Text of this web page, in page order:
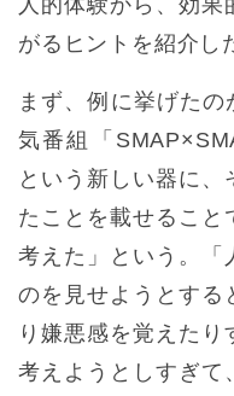
人的体験から、効
がるヒントを紹介し
まず、例に挙げた
気番組「
という新しい器に、
たことを載せること
考えた」という。「
のを見せようとする
り嫌悪感を覚えた
考えようとしすぎて